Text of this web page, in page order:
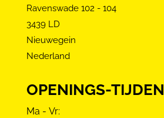
Ravenswade 102 - 104
3439 LD
Nieuwegein
Nederland
OPENINGS-TIJDEN
Ma - Vr: